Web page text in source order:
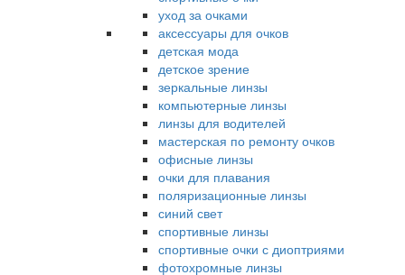
уход за очками
аксессуары для очков
детская мода
детское зрение
зеркальные линзы
компьютерные линзы
линзы для водителей
мастерская по ремонту очков
офисные линзы
очки для плавания
поляризационные линзы
синий свет
спортивные линзы
спортивные очки с диоптриями
фотохромные линзы